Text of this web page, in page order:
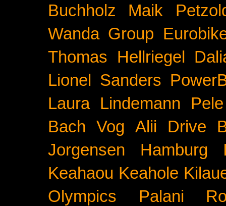
Buchholz
Maik
Wanda Group
Thomas Hellriegel
Lionel Sanders
Laura Lindemann
Pele
Bach Vog Alii Drive
Jorgensen
Hamburg
Keahaou Keahole
Olympics
Palani